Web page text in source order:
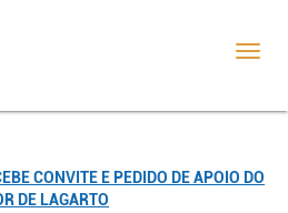
CONVITE E PEDIDO DE APOIO DO
DE LAGARTO